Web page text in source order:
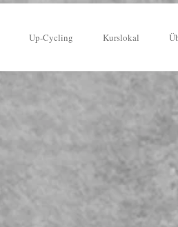
Up-Cycling Kurslokal